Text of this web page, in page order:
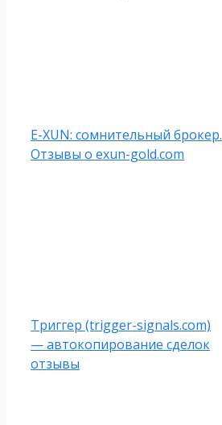
E-XUN: сомнительный брокер.
Отзывы о exun-gold.com
Триггер (trigger-signals.com)
— автокопирование сделок
отзывы